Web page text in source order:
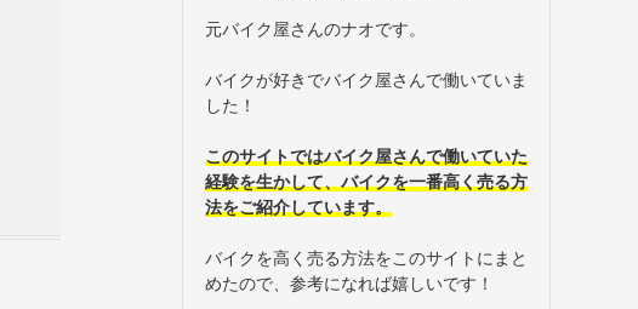
元バイク屋さんのナオです。
バイクが好きでバイク屋さんで働いていま
した！
このサイトではバイク屋さんで働いていた
経験を生かして、バイクを一番高く売る方
法をご紹介しています。
バイクを高く売る方法をこのサイトにまと
めたので、参考になれば嬉しいです！